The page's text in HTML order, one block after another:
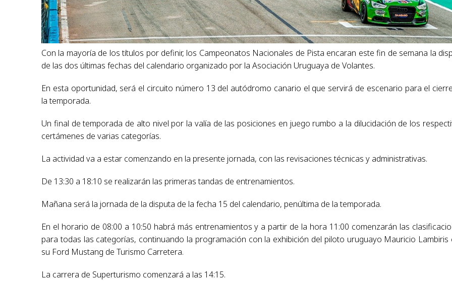
Con la mayoría de los títulos por definir, los Campeonatos Nacionales de Pista encaran este fin de semana la
de las dos últimas fechas del calendario organizado por la Asociación Uruguaya de Volantes.
En esta oportunidad, será el circuito número 13 del autódromo canario el que servirá de escenario para el
la temporada.
Un final de temporada de alto nivel por la valía de las posiciones en juego rumbo a la dilucidación de los
certámenes de varias categorías.
La actividad va a estar comenzando en la presente jornada, con las revisaciones técnicas y administrativas.
De 13:30 a 18:10 se realizarán las primeras tandas de entrenamientos.
Mañana será la jornada de la disputa de la fecha 15 del calendario, penúltima de la temporada.
En el horario de 08:00 a 10:50 habrá más entrenamientos y a partir de la hora 11:00 comenzarán las
para todas las categorías, continuando la programación con la exhibición del piloto uruguayo Mauricio Lambiris
su Ford Mustang de Turismo Carretera.
La carrera de Superturismo comenzará a las 14:15.